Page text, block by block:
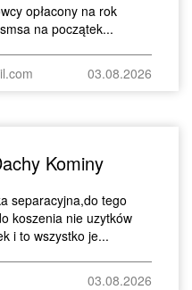
opłacony na rok
na początek...
03.08.2026
Kominy
separacyjna,do tego
koszenia nie uzytków
i to wszystko je...
03.08.2026